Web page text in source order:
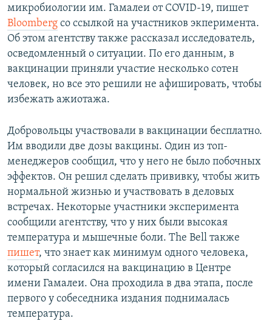
микробиологии им. Гамалеи от COVID-19, пишет
Bloomberg со ссылкой на участников экперимента.
Об этом агентству также рассказал исследователь,
осведомленный о ситуации. По его данным, в
вакцинации приняли участие несколько сотен
человек, но все это решили не афишировать, чтобы
избежать ажиотажа.
Добровольцы участвовали в вакцинации бесплатно.
Им вводили две дозы вакцины. Один из топ-
менеджеров сообщил, что у него не было побочных
эффектов. Он решил сделать прививку, чтобы жить
нормальной жизнью и участвовать в деловых
встречах. Некоторые участники эксперимента
сообщили агентству, что у них были высокая
температура и мышечные боли. The Bell также
пишет, что знает как минимум одного человека,
который согласился на вакцинацию в Центре
имени Гамалеи. Она проходила в два этапа, после
первого у собеседника издания поднималась
температура.